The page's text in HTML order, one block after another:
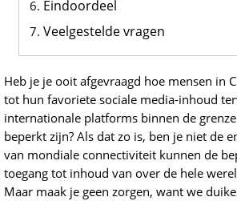
Eindoordeel
Veelgestelde vragen
Heb je je ooit afgevraagd hoe mensen in
tot hun favoriete sociale media-inhoud
internationale platforms binnen de
beperkt zijn? Als dat zo is, ben je niet de
van mondiale connectiviteit kunnen de
toegang tot inhoud van over de hele
Maar maak je geen zorgen, want we